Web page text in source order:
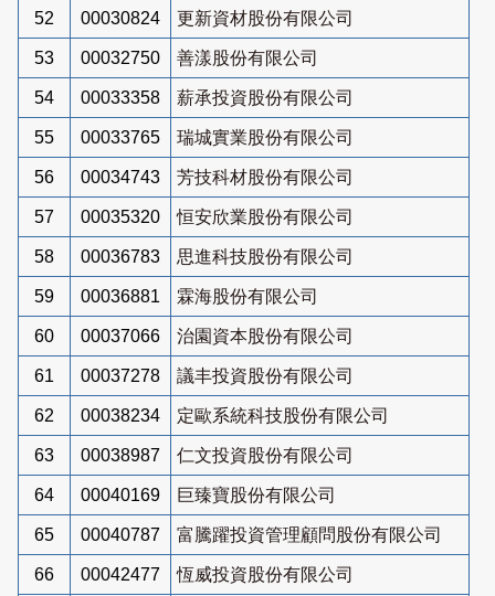
52 00030824 更新資材股份有限公司
53 00032750 善漾股份有限公司
54 00033358 薪承投資股份有限公司
55 00033765 瑞城實業股份有限公司
56 00034743 芳技科材股份有限公司
57 00035320 恒安欣業股份有限公司
58 00036783 思進科技股份有限公司
59 00036881 霖海股份有限公司
60 00037066 治園資本股份有限公司
61 00037278 議丰投資股份有限公司
62 00038234 定歐系統科技股份有限公司
63 00038987 仁文投資股份有限公司
64 00040169 巨臻寶股份有限公司
65 00040787 富騰躍投資管理顧問股份有限公司
66 00042477 恆威投資股份有限公司